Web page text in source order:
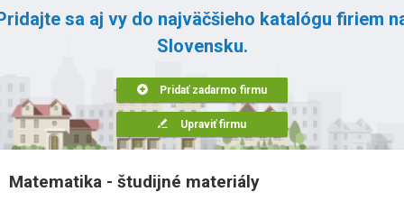
sa aj vy do najväčšieho katalógu firiem
Slovensku.
Pridať zadarmo firmu
Upraviť firmu
Matematika - študijné materiály